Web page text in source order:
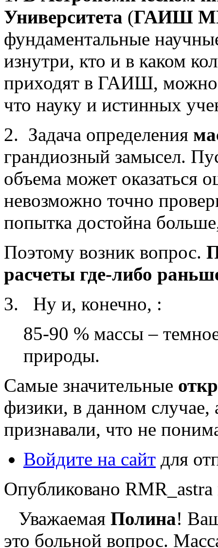
Университета (ГАИШ
фундаментальные
изнутри, кто и в каком
приходят в ГАИШ, можно
что науку и истинных
2. Задача определения
грандиозный замысел.
объема может оказаться
невозможно точно
попытка достойна
Поэтому возник вопрос.
расчеты где-либо
3. Ну и, конечно, :
85-90 % массы –
природы.
Самые значительные
физики, в данном случае,
признавали, что не
Войдите на сайт для
Опубликовано
Уважаемая Полина!
это больной вопрос.